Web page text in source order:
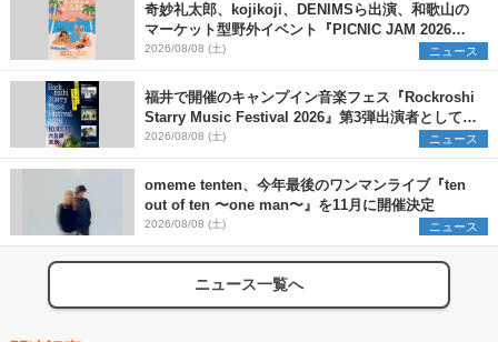
奇妙礼太郎、kojikoji、DENIMSら出演、和歌山の
マーケット型野外イベント『PICNIC JAM 2026』
早割チケット発売開始
2026/08/08 (土) ニュース
福井で開催のキャンプイン音楽フェス『Rockroshi
Starry Music Festival 2026』第3弾出演者として
SCOOBIE DO、かりゆし58、Reiを発表
2026/08/08 (土) ニュース
omeme tenten、今年最後のワンマンライブ『ten
out of ten 〜one man〜』を11月に開催決定
2026/08/08 (土) ニュース
ニュース一覧へ